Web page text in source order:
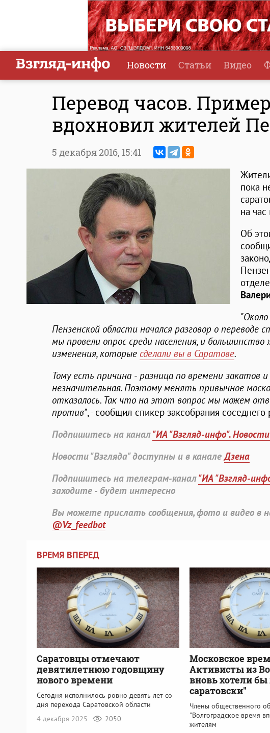
Новости Статьи Видео
Перевод часов.
вдохновил жителей
5 декабря 2016, 15:41
пока
на час
Об
"Около
Пензенской области начался разговор о переводе
мы провели опрос среди населения, и
изменения, которые сделали вы в Саратове.
Тому есть причина - разница по времени закатов и
незначительная. Поэтому менять привычное
отказалось. Так что на этот вопрос мы можем
против", - сообщил спикер заксобрания соседнего
Подпишитесь на канал"ИА "Взгляд-инфо".
Новости "Взгляда" доступны и в каналеДзена
Подпишитесь на телеграм-канал"ИА "Взгляд-
заходите - будет интересно
Вы можете прислать сообщения, фото и видео в
@Vz_feedbot
ВРЕМЯ ВПЕРЕД
Саратовцы отмечают
девятилетнюю годовщину
нового времени
Сегодня исполнилось ровно девять лет со
дня перехода Саратовской области
4 декабря 2025
2050
Московское
Активисты из
вновь хотели
саратовски"
Члены общественного
"Волгоградское время
жителям